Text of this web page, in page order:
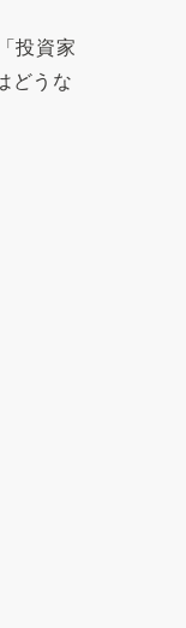
投資家
どうな